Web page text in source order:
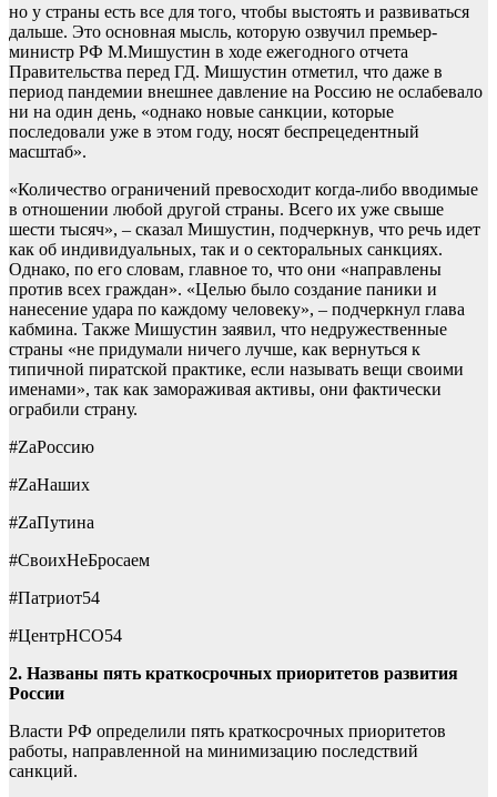
но у страны есть все для того, чтобы выстоять и развиваться
дальше. Это основная мысль, которую озвучил премьер-
министр РФ М.Мишустин в ходе ежегодного отчета
Правительства перед ГД. Мишустин отметил, что даже в
период пандемии внешнее давление на Россию не ослабевало
ни на один день, «однако новые санкции, которые
последовали уже в этом году, носят беспрецедентный
масштаб».
«Количество ограничений превосходит когда-либо вводимые
в отношении любой другой страны. Всего их уже свыше
шести тысяч», – сказал Мишустин, подчеркнув, что речь идет
как об индивидуальных, так и о секторальных санкциях.
Однако, по его словам, главное то, что они «направлены
против всех граждан». «Целью было создание паники и
нанесение удара по каждому человеку», – подчеркнул глава
кабмина. Также Мишустин заявил, что недружественные
страны «не придумали ничего лучше, как вернуться к
типичной пиратской практике, если называть вещи своими
именами», так как замораживая активы, они фактически
ограбили страну.
#ZаРоссию
#ZаНаших
#ZаПутина
#СвоихНеБросаем
#Патриот54
#ЦентрНСО54
2. Названы пять краткосрочных приоритетов развития
России
Власти РФ определили пять краткосрочных приоритетов
работы, направленной на минимизацию последствий
санкций.